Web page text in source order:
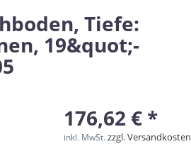
Tiefe:
19&quot;-
176,62 € *
inkl. MwSt.zzgl. Versandkosten